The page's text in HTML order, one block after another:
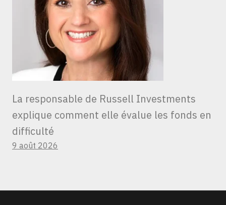
La responsable de Russell Investments
explique comment elle évalue les fonds en
difficulté
9 août 2026